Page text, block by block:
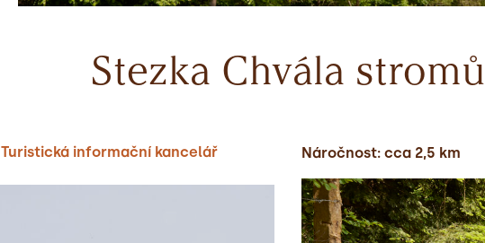
Stezka Chvála stromů
Turistická informační kancelář
Náročnost: cca 2,5 km